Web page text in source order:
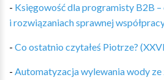
- Księgowość dla programisty B2B
i rozwiązaniach sprawnej współpracy
- Co ostatnio czytałeś Piotrze?
- Automatyzacja wylewania wody